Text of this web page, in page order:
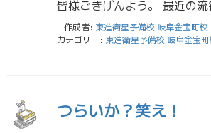
作成者: 東進衛星予備校 岐阜金宝町校
カテゴリー: 東進衛星予備校 岐阜金宝
つらいか？笑え！